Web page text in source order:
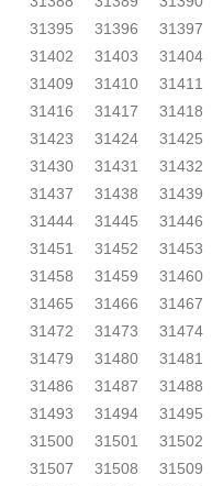
31395
31396 31397
31402
31403 31404
31409
31410 31411
31416
31417 31418
31423
31424 31425
31430
31431 31432
31437
31438 31439
31444
31445 31446
31451
31452 31453
31458
31459 31460
31465
31466 31467
31472
31473 31474
31479
31480 31481
31486
31487 31488
31493
31494 31495
31500
31501 31502
31507
31508 31509